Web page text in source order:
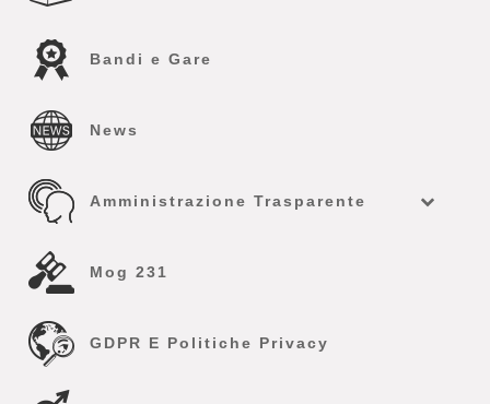
Bandi e Gare
News
Amministrazione Trasparente
Mog 231
GDPR E Politiche Privacy